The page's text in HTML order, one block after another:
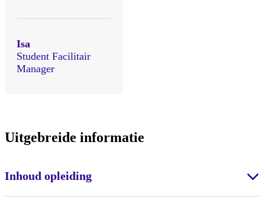
Isa
Student Facilitair
Manager
Uitgebreide informatie
Inhoud opleiding